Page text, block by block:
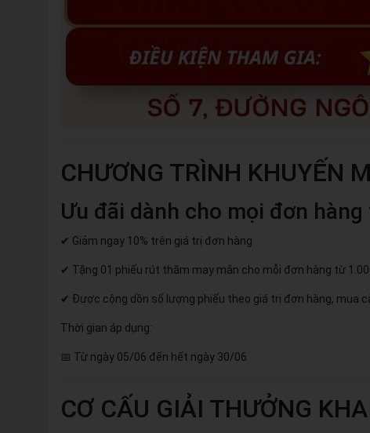
CHƯƠNG TRÌNH KHUYẾN
Ưu đãi dành cho mọi đơn
✔ Giảm ngay 10% trên giá trị đơn hàng
✔ Tặng 01 phiếu rút thăm may mắn cho mỗi đơn hàng từ
✔ Được cộng dồn số lượng phiếu theo giá trị đơn hàng, mua
Thời gian áp dụng:
📅 Từ ngày 05/06 đến hết ngày 30/06
CƠ CẤU GIẢI THƯỞNG